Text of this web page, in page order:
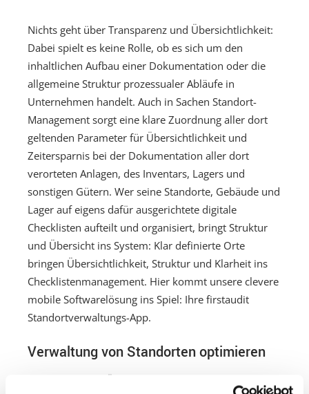
Nichts geht über Transparenz und Übersichtlichkeit:
Dabei spielt es keine Rolle, ob es sich um den
inhaltlichen Aufbau einer Dokumentation oder die
allgemeine Struktur prozessualer Abläufe in
Unternehmen handelt. Auch in Sachen Standort-
Management sorgt eine klare Zuordnung aller dort
geltenden Parameter für Übersichtlichkeit und
Zeitersparnis bei der Dokumentation aller dort
verorteten Anlagen, des Inventars, Lagers und
sonstigen Gütern. Wer seine Standorte, Gebäude und
Lager auf eigens dafür ausgerichtete digitale
Checklisten aufteilt und organisiert, bringt Struktur
und Übersicht ins System: Klar definierte Orte
bringen Übersichtlichkeit, Struktur und Klarheit ins
Checklistenmanagement. Hier kommt unsere clevere
mobile Softwarelösung ins Spiel: Ihre firstaudit
Standortverwaltungs-App.
Verwaltung von Standorten optimieren
Um einen guten Überblick über alle Standorte des